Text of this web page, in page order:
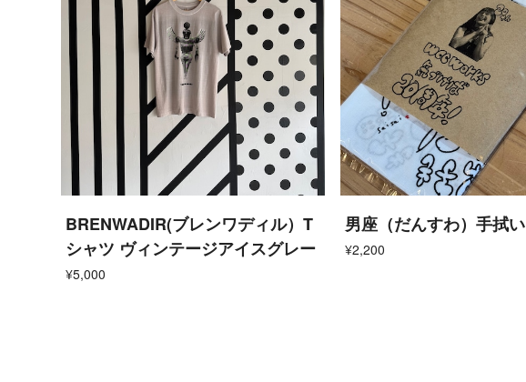
BRENWADIR(ブレンワディル）T
シャツ ヴィンテージアイスグレー
¥5,000
男座（だんすわ）手拭い
¥2,200